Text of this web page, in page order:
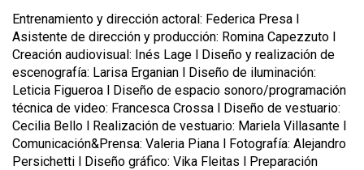
Entrenamiento y dirección actoral: Federica Presa l
Asistente de dirección y producción: Romina Capezzuto l
Creación audiovisual: Inés Lage l Diseño y realización de
escenografía: Larisa Erganian l Diseño de iluminación:
Leticia Figueroa l Diseño de espacio sonoro/programación
técnica de video: Francesca Crossa l Diseño de vestuario:
Cecilia Bello l Realización de vestuario: Mariela Villasante l
Comunicación&Prensa: Valeria Piana l Fotografía: Alejandro
Persichetti l Diseño gráfico: Vika Fleitas l Preparación